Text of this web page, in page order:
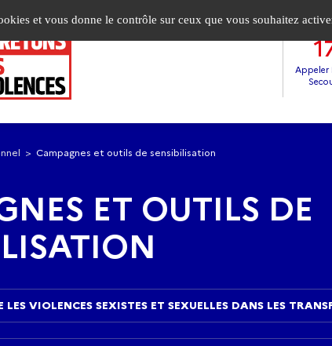
Appeler
Campagnes et outils de sensibilisation
ET OUTILS DE
VIOLENCES SEXISTES ET SEXUELLES DANS LES
et vous donne le contrôle sur ceux que vous souhaitez